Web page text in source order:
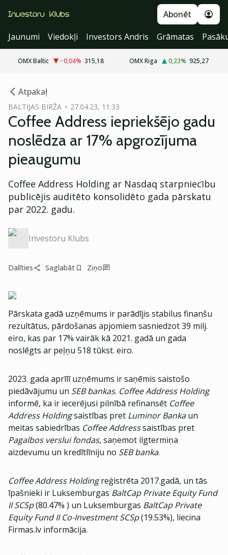
Abonēt
Jaunumi
Viedokļi Investors Andris Grāmatas
OMX Baltic −0,04% 315,18 OMX Riga 0,23% 925,27
Atpakaļ
BALTIJAS BIRŽA 27.04.23, 11:33
Coffee Address iepriekšējo gadu
noslēdza ar 17% apgrozījuma
pieaugumu
Coffee Address Holding ar Nasdaq starpniecību
publicējis auditēto konsolidēto gada pārskatu
par 2022. gadu.
Investoru Klubs
Dalīties Saglabāt Ziņo
Pārskata gadā uzņēmums ir parādījis stabilus finanšu
rezultātus, pārdošanas apjomiem sasniedzot 39 milj.
eiro, kas par 17% vairāk kā 2021. gadā un gada
noslēgts ar peļņu 518 tūkst. eiro.
2023. gada aprīlī uzņēmums ir saņēmis saistošo
piedāvājumu un SEB bankas. Coffee Address Holding
informē, ka ir iecerējusi pilnībā refinansēt Coffee
Address Holdingsaistības pret Luminor Bankaun
meitas sabiedrības Coffee Addresssaistības pret
Pagalbos verslui fondas, saņemot ilgtermiņa
aizdevumu un kredītlīniju no SEB banka.
Coffee Address Holdingreģistrēta 2017.gadā, un tās
īpašnieki ir Luksemburgas BaltCap Private Equity Fund
II SCSp(80.47% ) un Luksemburgas BaltCap Private
Equity Fund II Co-Investment SCSp(19.53%), liecina
Firmas.lv informācija.